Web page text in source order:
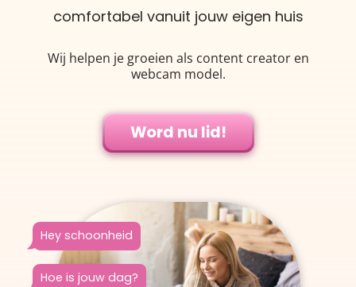
comfortabel vanuit jouw eigen huis
Wij helpen je groeien als content creator en
webcam model.
Word nu lid!
Hey schoonheid
Hoe is jouw dag?